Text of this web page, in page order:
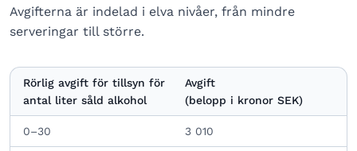
Avgifterna är indelad i elva nivåer, från mindre
serveringar till större.
Rörlig avgift för tillsyn för
antal liter såld alkohol
Avgift
(belopp i kronor SEK)
0–30 3 010